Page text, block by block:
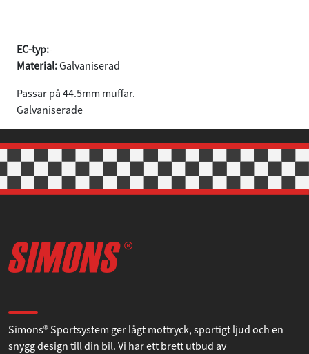
Samtycke
Vi använder enhetsidentifierare för att anpassa innehållet
och annonserna till användarna, tillhandahålla funktioner
information från din enhet till de sociala medier och
annons- och analysföretag som vi samarbetar med.
Dessa kan i sin tur kombinera informationen med annan
samlat in när du har använt deras tjänster.
Samtyckesval
Nödvändig
EC-typ:-
Material:Galvaniserad
Passar på 44.5mm muffar.
Galvaniserade
Simons® Sportsystem ger lågt mottryck, sportigt ljud och en
snygg design till din bil. Vi har ett brett utbud av